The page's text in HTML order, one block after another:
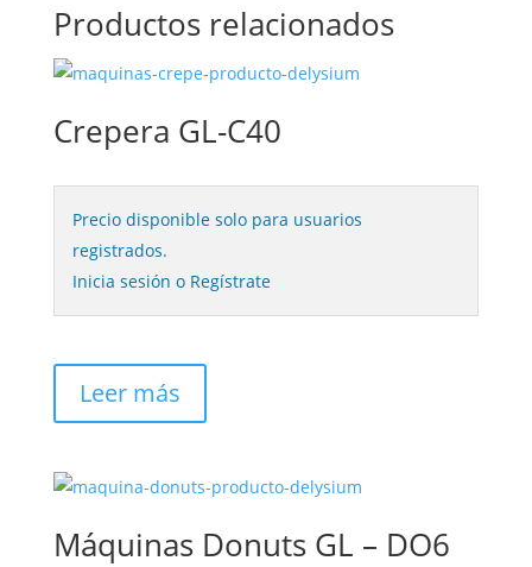
Productos relacionados
Crepera GL-C40
Precio disponible solo para usuarios
registrados.
Inicia sesión o Regístrate
Leer más
Máquinas Donuts GL – DO6